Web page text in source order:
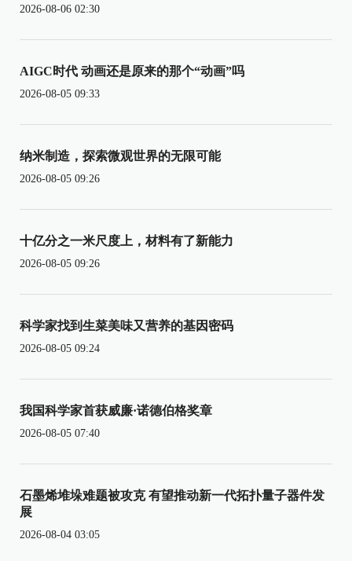
2026-08-06 02:30
AIGC时代 动画还是原来的那个“动画”吗
2026-08-05 09:33
纳米制造，探索微观世界的无限可能
2026-08-05 09:26
十亿分之一米尺度上，材料有了新能力
2026-08-05 09:26
科学家找到生菜美味又营养的基因密码
2026-08-05 09:24
我国科学家首获威廉·诺德伯格奖章
2026-08-05 07:40
石墨烯堆垛难题被攻克 有望推动新一代拓扑量子器件发
展
2026-08-04 03:05